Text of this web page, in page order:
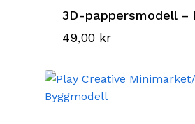
3D-pappersmodell –
49,00 kr